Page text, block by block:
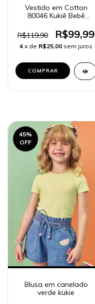
Vestido em Cotton
80046 Kukiê Bebê
R$119,90
R$99,99
4 x de R$25,00 sem juros
COMPRAR
45%
OFF
Blusa em canelado
verde kukie